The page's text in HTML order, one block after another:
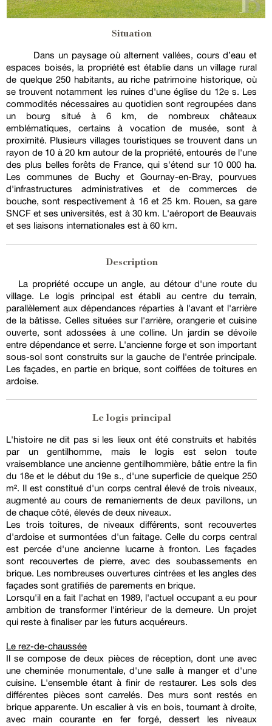
Situation
Dans un paysage où alternent vallées, cours d’eau et
espaces boisés, la propriété est établie dans un village rural
de quelque 250 habitants, au riche patrimoine historique, où
se trouvent notamment les ruines d'une église du 12e s. Les
commodités nécessaires au quotidien sont regroupées dans
un bourg situé à 6 km, de nombreux châteaux
emblématiques, certains à vocation de musée, sont à
proximité. Plusieurs villages touristiques se trouvent dans un
rayon de 10 à 20 km autour de la propriété, entourés de l'une
des plus belles forêts de France, qui s'étend sur 10 000 ha.
Les communes de Buchy et Gournay-en-Bray, pourvues
d'infrastructures administratives et de commerces de
bouche, sont respectivement à 16 et 25 km. Rouen, sa gare
SNCF et ses universités, est à 30 km. L'aéroport de Beauvais
et ses liaisons internationales est à 60 km.
Description
La propriété occupe un angle, au détour d'une route du
village. Le logis principal est établi au centre du terrain,
parallèlement aux dépendances réparties à l'avant et l'arrière
de la bâtisse. Celles situées sur l'arrière, orangerie et cuisine
ouverte, sont adossées à une colline. Un jardin se dévoile
entre dépendance et serre. L'ancienne forge et son important
sous-sol sont construits sur la gauche de l'entrée principale.
Les façades, en partie en brique, sont coiffées de toitures en
ardoise.
Le logis principal
L'histoire ne dit pas si les lieux ont été construits et habités
par un gentilhomme, mais le logis est selon toute
vraisemblance une ancienne gentilhommière, bâtie entre la fin
du 18e et le début du 19e s., d'une superficie de quelque 250
m². Il est constitué d'un corps central élevé de trois niveaux,
augmenté au cours de remaniements de deux pavillons, un
de chaque côté, élevés de deux niveaux.
Les trois toitures, de niveaux différents, sont recouvertes
d'ardoise et surmontées d'un faitage. Celle du corps central
est percée d'une ancienne lucarne à fronton. Les façades
sont recouvertes de pierre, avec des soubassements en
brique. Les nombreuses ouvertures cintrées et les angles des
façades sont gratifiés de parements en brique.
Lorsqu'il en a fait l'achat en 1989, l'actuel occupant a eu pour
ambition de transformer l'intérieur de la demeure. Un projet
qui reste à finaliser par les futurs acquéreurs.
Le rez-de-chaussée
Il se compose de deux pièces de réception, dont une avec
une cheminée monumentale, d'une salle à manger et d'une
cuisine. L'ensemble étant à finir de restaurer. Les sols des
différentes pièces sont carrelés. Des murs sont restés en
brique apparente. Un escalier à vis en bois, tournant à droite,
avec main courante en fer forgé, dessert les niveaux